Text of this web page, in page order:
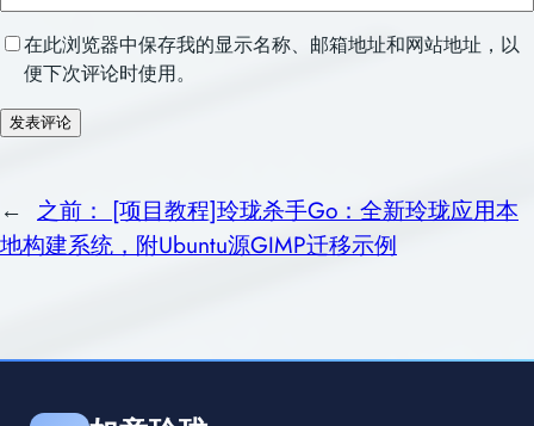
在此浏览器中保存我的显示名称、邮箱地址和网站地址，以
便下次评论时使用。
← 之前： [项目教程]玲珑杀手Go：全新玲珑应用本
地构建系统，附Ubuntu源GIMP迁移示例